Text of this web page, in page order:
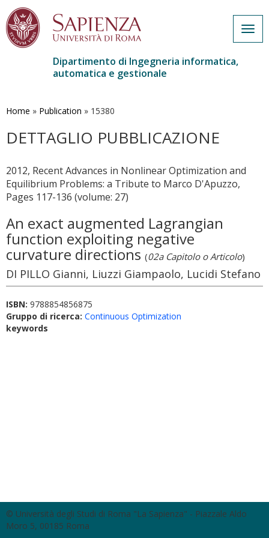
contenuto
Dipartimento di Ingegneria informatica,
automatica e gestionale
Home » Publication » 15380
DETTAGLIO PUBBLICAZIONE
2012, Recent Advances in Nonlinear Optimization and
Equilibrium Problems: a Tribute to Marco D'Apuzzo,
Pages 117-136 (volume: 27)
An exact augmented Lagrangian
function exploiting negative
curvature directions (02a Capitolo o Articolo)
DI PILLO Gianni, Liuzzi Giampaolo, Lucidi Stefano
ISBN: 9788854856875
Gruppo di ricerca: Continuous Optimization
keywords
© Università degli Studi di Roma "La Sapienza" - Piazzale Aldo
Moro 5, 00185 Roma